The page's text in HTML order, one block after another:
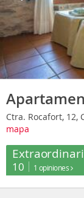
Ctra. Rocafort, 12,
mapa
10 1 opiniones